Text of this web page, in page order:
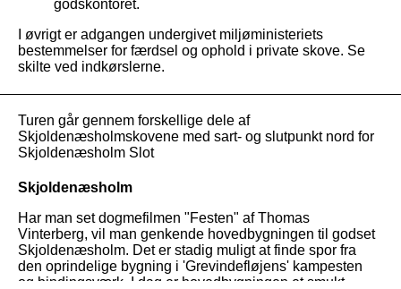
Vejledning
godskontoret.
I øvrigt er adgangen undergivet miljøministeriets
bestemmelser for færdsel og ophold i private skove. Se
skilte ved indkørslerne.
Turen går gennem forskellige dele af
Skjoldenæsholmskovene med sart- og slutpunkt nord for
Skjoldenæsholm Slot
Skjoldenæsholm
Har man set dogmefilmen "Festen" af Thomas
Vinterberg, vil man genkende hovedbygningen til godset
Skjoldenæsholm. Det er stadig muligt at finde spor fra
den oprindelige bygning i 'Grevindefløjens' kampesten
og bindingsværk. I dag er hovedbygningen et smukt